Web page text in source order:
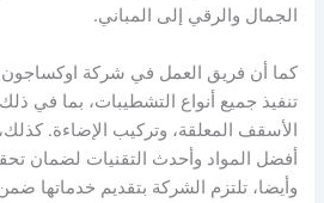
الجمال والرقي إلى المباني.
كما أن فريق العمل في شركة
تنفيذ جميع أنواع التشطيبات، بما في
الأسقف المعلقة، وتركيب الإضاءة.
أفضل المواد وأحدث التقنيات لضمان
وأيضا، تلتزم الشركة بتقديم خدماتها